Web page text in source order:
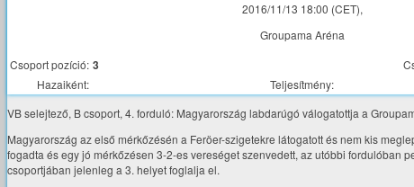
2016/11/13 18:00 (CET),
Groupama Aréna
Csoport pozíció: 3
Hazaiként: Teljesítmény:
VB selejtező, B csoport, 4. forduló: Magyarország labdarúgó válogatottja a
Magyarország az első mérkőzésén a Feröer-szigetekre látogatott és nem kis
fogadta és egy jó mérkőzésen 3-2-es vereséget szenvedett, az utóbbi fordulóban
csoportjában jelenleg a 3. helyet foglalja el.